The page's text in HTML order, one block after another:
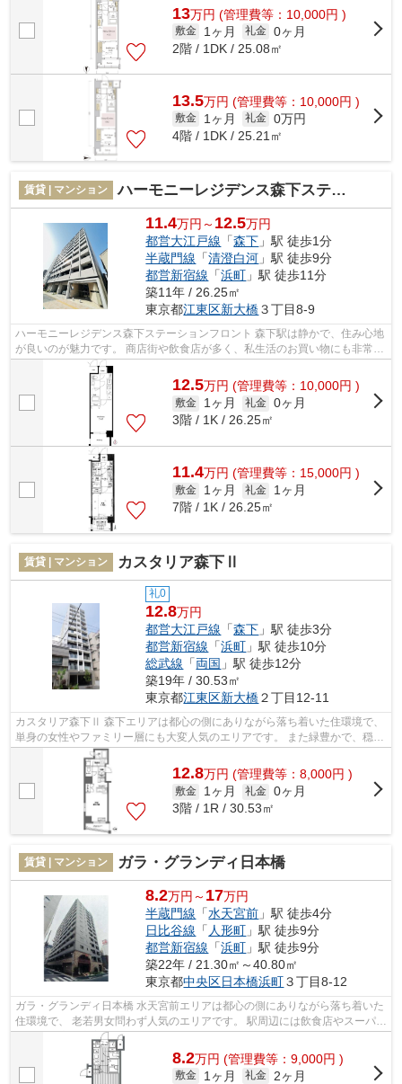
13万円 (管理費等：10,000円 )
敷金 1ヶ月 礼金 0ヶ月
2階 / 1DK / 25.08㎡
13.5万円 (管理費等：10,000円 )
敷金 1ヶ月 礼金 0万円
4階 / 1DK / 25.21㎡
賃貸 | マンション ハーモニーレジデンス森下ステーションフロント
11.4万円～ 12.5万円
都営大江戸線 「森下 」駅 徒歩1分
半蔵門線 「清澄白河 」駅 徒歩9分
都営新宿線 「浜町 」駅 徒歩11分
築11年 / 26.25㎡
東京都江東区新大橋３丁目8-9
ハーモニーレジデンス森下ステーションフロント 森下駅は静かで、住み心地
が良いのが魅力です。 商店街や飲食店が多く、私生活のお買い物にも非常に
便利。 また、隅田川が近いので、...
12.5万円 (管理費等：10,000円 )
敷金 1ヶ月 礼金 0ヶ月
3階 / 1K / 26.25㎡
11.4万円 (管理費等：15,000円 )
敷金 1ヶ月 礼金
1ヶ月
7階 / 1K / 26.25㎡
賃貸 | マンション カスタリア森下Ⅱ
礼0
12.8万円
都営大江戸線 「森下 」駅 徒歩3分
都営新宿線 「浜町 」駅 徒歩10分
総武線 「両国 」駅 徒歩12分
築19年 / 30.53㎡
東京都江東区新大橋２丁目12-11
カスタリア森下Ⅱ 森下エリアは都心の側にありながら落ち着いた住環境で、
単身の女性やファミリー層にも大変人気のエリアです。 また緑豊かで、穏や
かな雰囲気の町並みも人気の理由...
12.8万円 (管理費等：8,000円 )
敷金 1ヶ月 礼金 0ヶ月
3階 / 1R / 30.53㎡
賃貸 | マンション ガラ・グランディ日本橋
8.2万円～ 17万円
半蔵門線 「水天宮前 」駅 徒歩4分
日比谷線 「 人形町 」駅 徒歩9分
都営新宿線 「浜町 」駅 徒歩9分
築22年 / 21.30㎡～40.80㎡
東京都中央区日本橋浜町３丁目8-12
ガラ・グランディ日本橋 水天宮前エリアは都心の側にありながら落ち着いた
住環境で、 老若男女問わず人気のエリアです。 駅周辺には飲食店やスーパー
などのお店が充実しており、 買...
8.2万円 (管理費等：9,000円 )
敷金 1ヶ月 礼金
2ヶ月